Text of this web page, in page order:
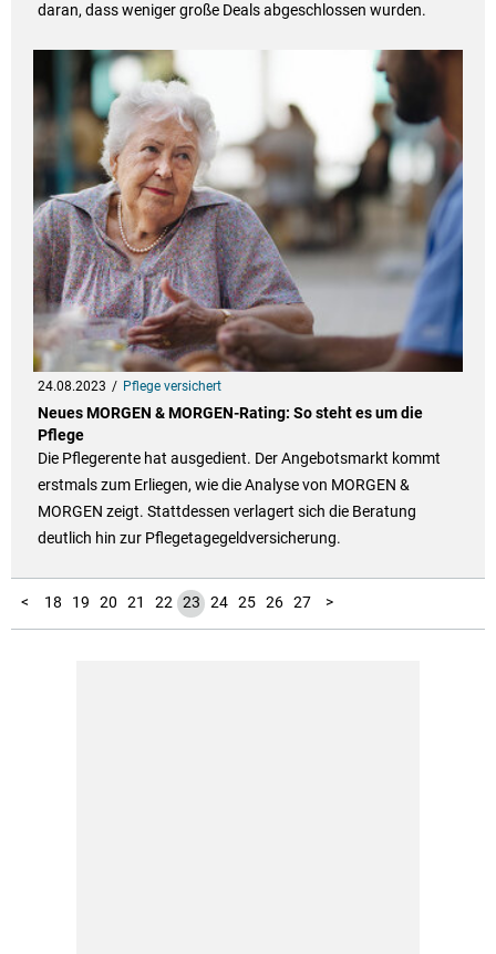
daran, dass weniger große Deals abgeschlossen wurden.
24.08.2023 Pflege versichert
Neues MORGEN & MORGEN-Rating: So steht es um die
Pflege
Die Pflegerente hat ausgedient. Der Angebotsmarkt kommt
erstmals zum Erliegen, wie die Analyse von MORGEN &
MORGEN zeigt. Stattdessen verlagert sich die Beratung
deutlich hin zur Pflegetagegeldversicherung.
<
1
2
3
4
5
6
7
8
9
10
11
12
13
14
15
16
17 18 19 20 21 22 23 24 25 26 27
28
29
30
31
32
33
34
35
36
37
38
39
40
41
42
43
44
45
46
47
48
49
50
51
52
53
54
55
56
57
58
59
60
61
62
63
64
65
66
67
68
69
70
71
72
73
74
75 >